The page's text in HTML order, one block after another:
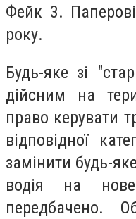
Фейк 3.
року.
Будь-яке зі
дійсним на
право керувати
відповідної
замінити будь-
водія на
передбачено.